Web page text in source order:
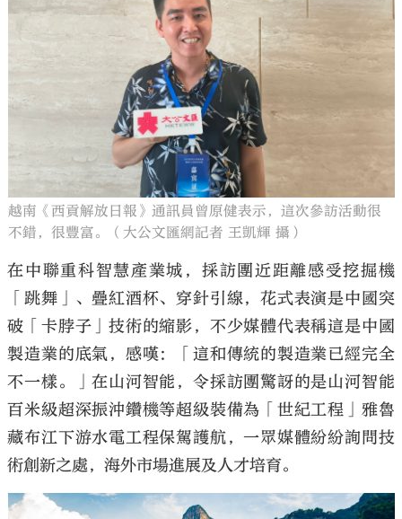
越南《西貢解放日報》通訊員曾原健表示，這次參訪活動很
不錯，很豐富。（大公文匯網記者 王凱輝 攝）
在中聯重科智慧產業城，採訪團近距離感受挖掘機
「跳舞」、疊紅酒杯、穿針引線，花式表演是中國突
破「卡脖子」技術的縮影，不少媒體代表稱這是中國
製造業的底氣，感嘆：「這和傳統的製造業已經完全
不一樣。」在山河智能，令採訪團驚訝的是山河智能
百米級超深振沖鑽機等超級裝備為「世紀工程」雅魯
藏布江下游水電工程保駕護航，一眾媒體紛紛詢問技
術創新之處，海外市場進展及人才培育。